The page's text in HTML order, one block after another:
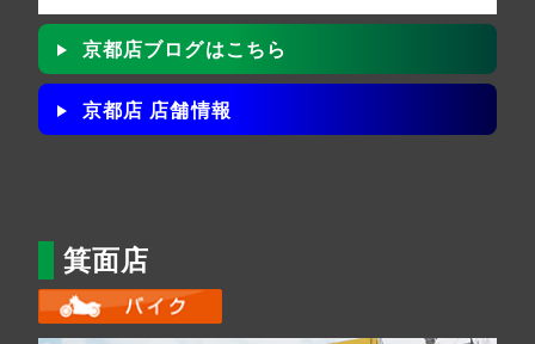
京都店ブログはこちら
京都店 店舗情報
箕面店